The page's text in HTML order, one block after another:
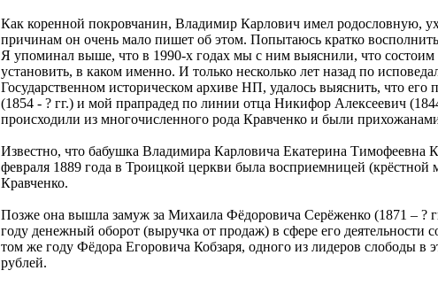
Как коренной покровчанин, Владимир Карлович имел родословную,
причинам он очень мало пишет об этом. Попытаюсь кратко восполнить
Я упоминал выше, что в 1990-х годах мы с ним выяснили, что
установить, в каком именно. И только несколько лет назад по
Государственном историческом архиве НП, удалось выяснить, что
(1854 - ? гг.) и мой прапрадед по линии отца Никифор Алексеевич
происходили из многочисленного рода Кравченко и были
Известно, что бабушка Владимира Карловича Екатерина Тимофеевна
февраля 1889 года в Троицкой церкви была восприемницей
Кравченко.
Позже она вышла замуж за Михаила Фёдоровича Серёженко (1871 – ?
году денежный оборот (выручка от продаж) в сфере его деятельности
том же году Фёдора Егоровича Кобзаря, одного из лидеров слободы в
рублей.